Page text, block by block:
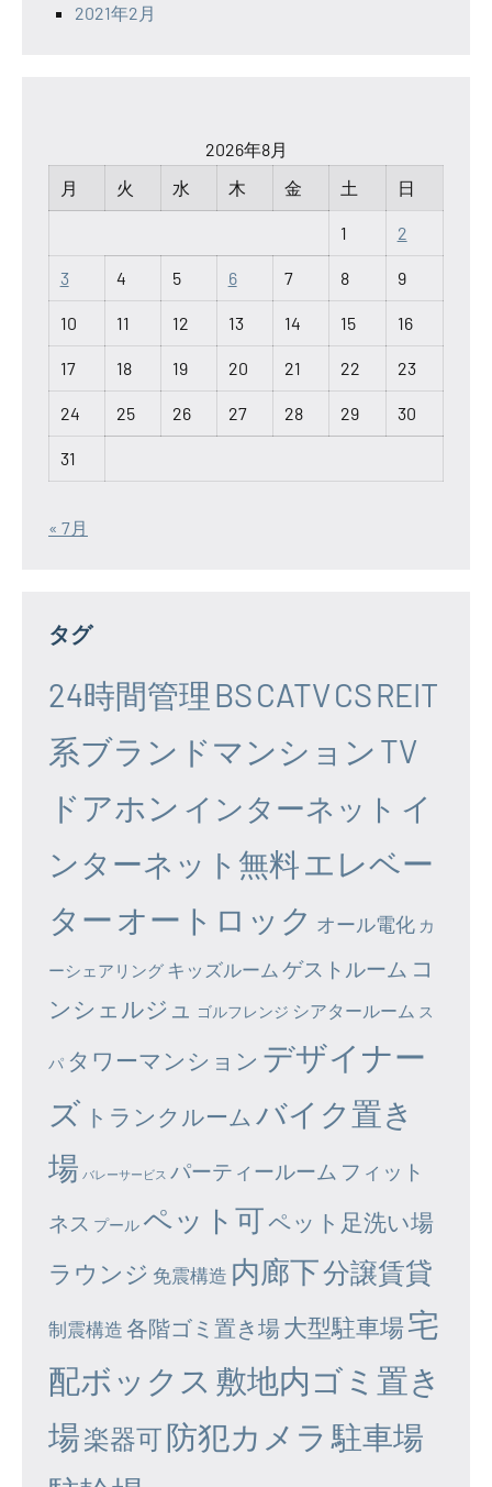
2021年2月
2026年8月
月
火 水 木 金 土 日
1 2
3 4 5 6 7 8 9
10 11 12 13 14 15 16
17 18 19 20 21 22 23
24 25 26 27 28 29 30
31
« 7月
タグ
24時間管理 BSCATVCSREIT
系ブランドマンション TV
ドアホン インターネット イ
ンターネット無料エレベー
ター オートロック オール電化 カ
ーシェアリング キッズルーム ゲストルーム コ
ンシェルジュ
ゴルフレンジ シアタールーム ス
パ タワーマンション デザイナー
ズ トランクルーム バイク置き
場 バレーサービス パーティールーム フィット
ネス プール ペット可ペット足洗い場
ラウンジ 免震構造 内廊下分譲賃貸
制震構造 各階ゴミ置き場大型駐車場宅
配ボックス 敷地内ゴミ置き
場楽器可防犯カメラ 駐車場